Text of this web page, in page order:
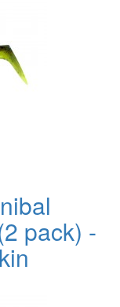
pack) -